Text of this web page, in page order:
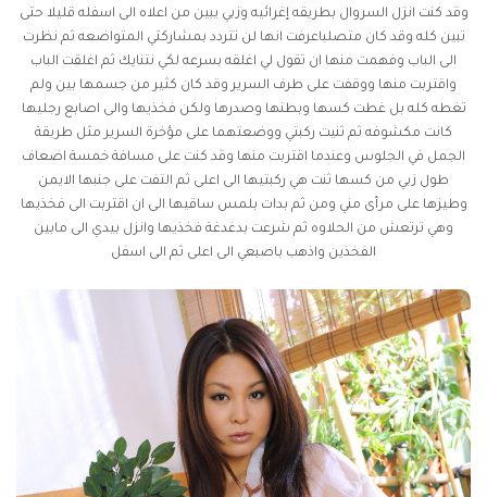
وقد كنت انزل السروال بطريقه إغرائيه وزبي يبين من اعلاه الى اسفله قليلا حتى
تبين كله وقد كان متصلباعرفت انها لن تتردد بمشاركتي المتواضعه ثم نظرت
الى الباب وفهمت منها ان تقول لي اغلقه بسرعه لكي نتنايك ثم اغلقت الباب
واقتربت منها ووقفت على طرف السرير وقد كان كثير من جسمها بين ولم
تغطه كله بل غطت كسها وبطنها وصدرها ولكن فخذيها والى اصابع رجليها
كانت مكشوفه ثم ثنيت ركبتي ووضعتهما على مؤخرة السرير مثل طريقة
الجمل في الجلوس وعندما اقتربت منها وقد كنت على مسافة خمسة اضعاف
طول زبي من كسها ثنت هي ركبتيها الى اعلى ثم التفت على جنبها الايمن
وطيزها على مرأى مني ومن ثم بدات بلمس ساقيها الى ان اقتربت الى فخذيها
وهي ترتعش من الحلاوه ثم شرعت بدغدغة فخذيها وانزل بيدي الى مابين
الفخذين واذهب باصبعي الى اعلى ثم الى اسفل